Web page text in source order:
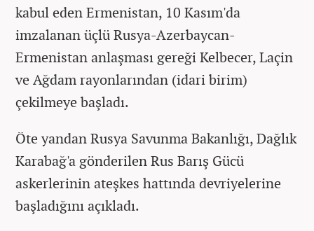
kabul eden Ermenistan, 10 Kasım'da
imzalanan üçlü Rusya-Azerbaycan-
Ermenistan anlaşması gereği Kelbecer, Laçin
ve Ağdam rayonlarından (idari birim)
çekilmeye başladı.
Öte yandan Rusya Savunma Bakanlığı, Dağlık
Karabağ'a gönderilen Rus Barış Gücü
askerlerinin ateşkes hattında devriyelerine
başladığını açıkladı.